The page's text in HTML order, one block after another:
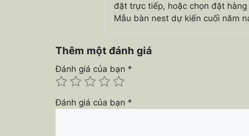
đặt trực tiếp, hoặc chọn đặt
Mẫu bàn nest dự kiến cuối năm
Thêm một đánh giá
Đánh giá của bạn *
Đánh giá của bạn *